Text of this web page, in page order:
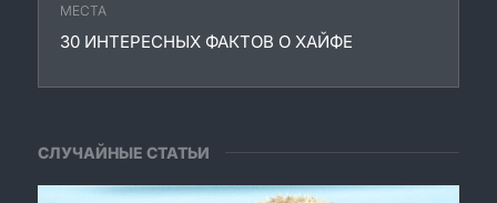
МЕСТА
30 ИНТЕРЕСНЫХ ФАКТОВ О ХАЙФЕ
СЛУЧАЙНЫЕ СТАТЬИ